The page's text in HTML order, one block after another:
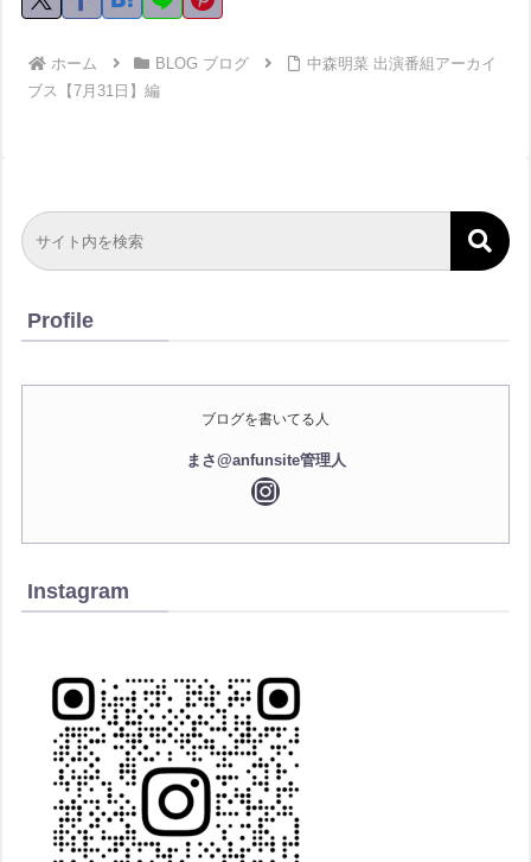
ホーム BLOG ブログ
中森明菜 出演番組アーカイ
ブス【7月31日】編
Profile
ブログを書いてる人
まさ@anfunsite管理人
Instagram